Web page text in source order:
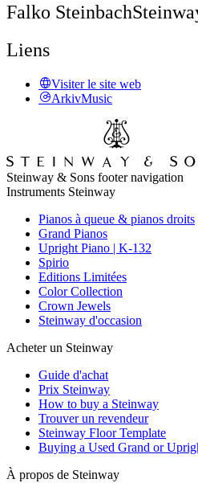
Falko Steinbach
Liens
Visiter le site web
ArkivMusic
Steinway & Sons footer navigation
Instruments Steinway
Pianos à queue & pianos droits
Grand Pianos
Upright Piano | K-132
Spirio
Editions Limitées
Color Collection
Crown Jewels
Steinway d'occasion
Acheter un Steinway
Guide d'achat
Prix Steinway
How to buy a Steinway
Trouver un revendeur
Steinway Floor Template
Buying a Used Grand or
À propos de Steinway